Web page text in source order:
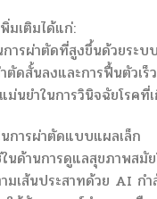
มเติมได้แก่:
ารผ่าตัดที่สูงขึ้นด้วยระบ
าตัดสั้นลงและการฟื้นตัวเร็
นยำในการวินิจฉัยโรคที่
การผ่าตัดแบบแผลเล็ก
นด้านการดูแลสุขภาพสมั
มเส้นประสาทด้วย AI ก